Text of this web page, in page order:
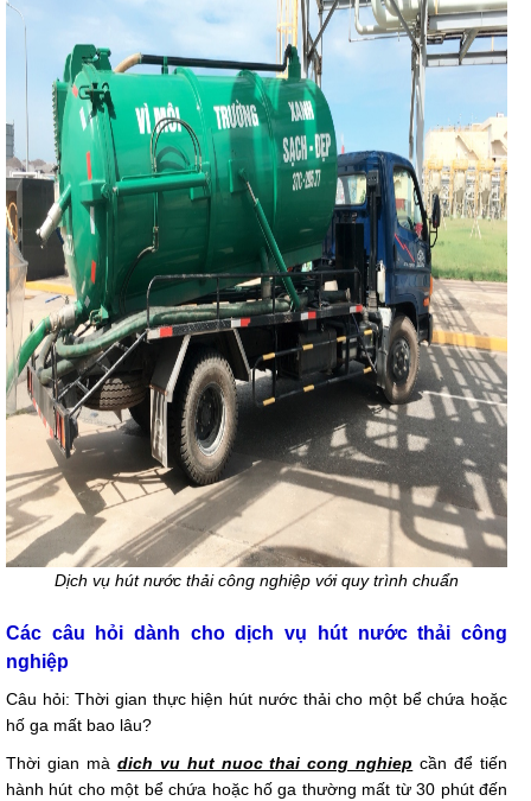
Dịch vụ hút nước thải công nghiệp với quy trình chuẩn
Các câu hỏi dành cho dịch vụ hút nước thải công
nghiệp
Câu hỏi: Thời gian thực hiện hút nước thải cho một bể chứa hoặc
hố ga mất bao lâu?
Thời gian mà dich vu hut nuoc thai cong nghiep cần để tiến
hành hút cho một bể chứa hoặc hố ga thường mất từ 30 phút đến